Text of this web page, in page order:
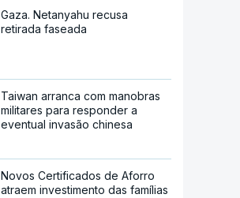
Gaza. Netanyahu recusa
retirada faseada
Taiwan arranca com manobras
militares para responder a
eventual invasão chinesa
Novos Certificados de Aforro
atraem investimento das famílias